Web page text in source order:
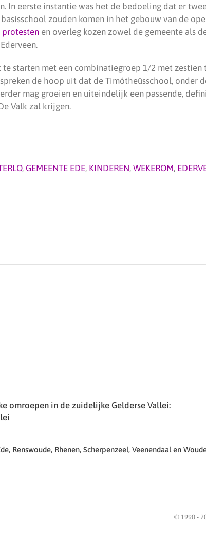
In eerste instantie was het de bedoeling dat er
zouden komen in het gebouw van de
en overleg kozen zowel de gemeente als
starten met een combinatiegroep 1/2 met
de hoop uit dat de Timótheüsschool, onder
mag groeien en uiteindelijk een passende,
Valk zal krijgen.
, GEMEENTE EDE, KINDEREN, WEKEROM,
omroepen in de zuidelijke Gelderse Vallei:
Renswoude, Rhenen, Scherpenzeel, Veenendaal en
© 1990 -